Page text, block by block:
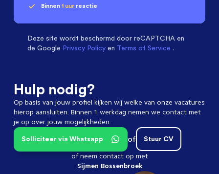
Binnen 1 uur reactie
met een 9.3
Deze site wordt beschermd door reCAPTCHA en
de Google Privacy Policy en Terms of Service .
Hulp nodig?
Op basis van jouw profiel kijken wij welke van onze vacatures
hierop aansluiten. Binnen 1 werkdag nemen we contact met
je op over jouw mogelijkheden.
Stuur CV
of
Solliciteer via Whatsapp
of neem contact op met
Sijmen Bossenbroek